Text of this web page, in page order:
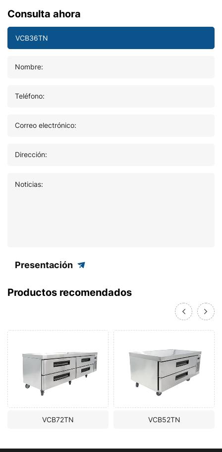
Consulta ahora
Nombre:
Teléfono:
Correo electrónico:
Dirección:
Noticias:
Presentación
Productos recomendados
VCB72TN VCB52TN